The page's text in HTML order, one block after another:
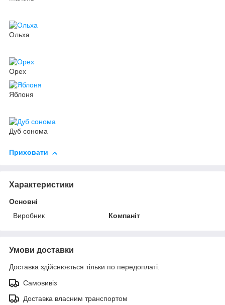
Ольха
Орех
Яблоня
Дуб сонома
Приховати
Характеристики
Основні
Виробник
Компаніт
Умови доставки
Доставка здійснюється тільки по передоплаті.
Самовивіз
Доставка власним транспортом